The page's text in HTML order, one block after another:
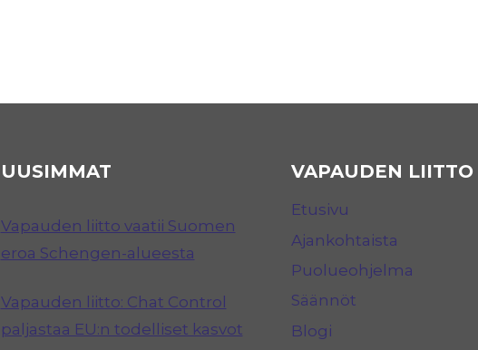
UUSIMMAT
Vapauden liitto vaatii Suomen
eroa Schengen-alueesta
Vapauden liitto: Chat Control
paljastaa EU:n todelliset kasvot
VAPAUDEN LIITTO
Etusivu
Ajankohtaista
Puolueohjelma
Säännöt
Blogi